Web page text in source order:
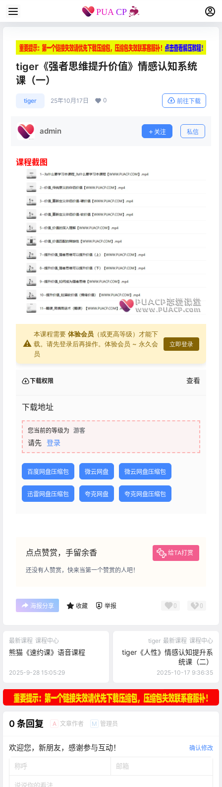
tiger《强者思维提升价值》情感认知系统
课（一）
tiger 25年10月17日 0 前往下载
admin 关注 私信
课程截图
⚠
本课程需要 体验会员 （或更高等级）才能下
载。请先登录后再操作。 体验会员 ~ 永久会
员
立即登录
下载权限 查看
下载地址
您当前的等级为 游客
请先 登录
百度网盘压缩包 微云网盘 微云网盘压缩包
迅雷网盘压缩包 夸克网盘 夸克网盘压缩包
点点赞赏，手留余香 给TA打赏
还没有人赞赏，快来当第一个赞赏的人吧！
海报分享 收藏 举报 0 0
最新课程 课程中心
熊猫《速约课》语音课程
2025-9-28 15:05:29
tiger 最新课程 课程中心
tiger《人性》情感认知提升系
统课（二）
2025-10-17 9:36:35
0 条回复 A 文章作者 M 管理员
欢迎您，新朋友，感谢参与互动！ 确认修改